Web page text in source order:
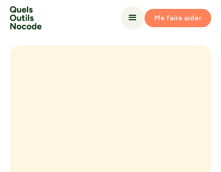
Me faire aider